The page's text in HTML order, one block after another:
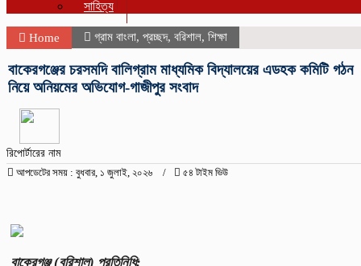
সাহিত্য
Home গ্রাম বাংলা, প্রচ্ছদ, বরিশাল, শিক্ষা
বাকেরগঞ্জের চরসমদি বালিগ্রাম মাধ্যমিক বিদ্যালয়ের এডহক কমিটি গঠন
নিয়ে অনিয়মের অভিযোগ-গাজীপুর সংবাদ
রিপোর্টারের নাম
আপডেটের সময় : বুধবার, ১ জুলাই, ২০২৬
৫৪ টাইম ভিউ
বাকেরগঞ্জ (বরিশাল) প্রতিনিধি: